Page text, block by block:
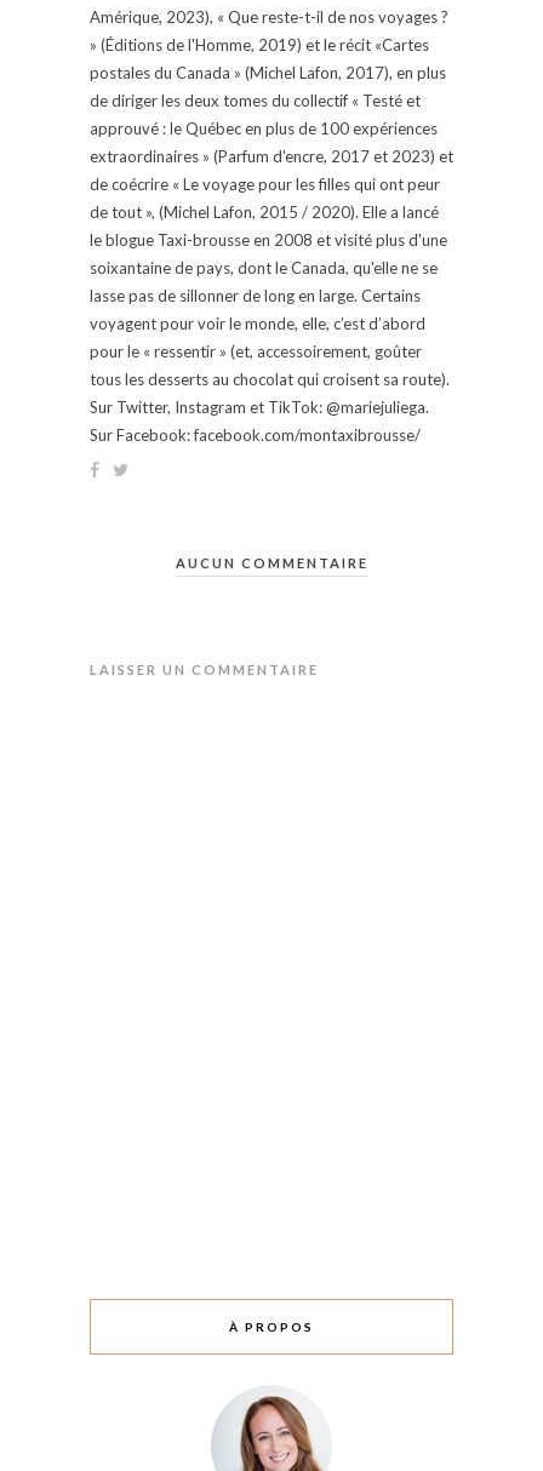
Amérique, 2023), « Que reste-t-il de nos voyages ?
» (Éditions de l'Homme, 2019) et le récit «Cartes
postales du Canada » (Michel Lafon, 2017), en plus
de diriger les deux tomes du collectif « Testé et
approuvé : le Québec en plus de 100 expériences
extraordinaires » (Parfum d'encre, 2017 et 2023) et
de coécrire « Le voyage pour les filles qui ont peur
de tout », (Michel Lafon, 2015 / 2020). Elle a lancé
le blogue Taxi-brousse en 2008 et visité plus d'une
soixantaine de pays, dont le Canada, qu'elle ne se
lasse pas de sillonner de long en large. Certains
voyagent pour voir le monde, elle, c’est d’abord
pour le « ressentir » (et, accessoirement, goûter
tous les desserts au chocolat qui croisent sa route).
Sur Twitter, Instagram et TikTok: @mariejuliega.
Sur Facebook: facebook.com/montaxibrousse/
AUCUN COMMENTAIRE
LAISSER UN COMMENTAIRE
À PROPOS